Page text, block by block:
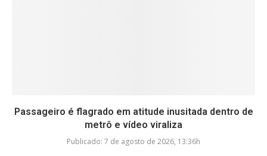
Passageiro é flagrado em atitude inusitada dentro de
metrô e vídeo viraliza
Publicado: 7 de agosto de 2026, 13:36h